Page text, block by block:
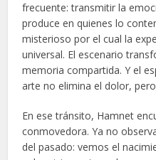
frecuente: transmitir la
produce en quienes lo
misterioso por el cual la
universal. El escenario
memoria compartida. Y el
arte no elimina el dolor,
En ese tránsito, Hamnet
conmovedora. Ya no
del pasado: vemos el